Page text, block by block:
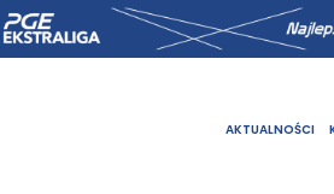
AKTUALNOŚCI